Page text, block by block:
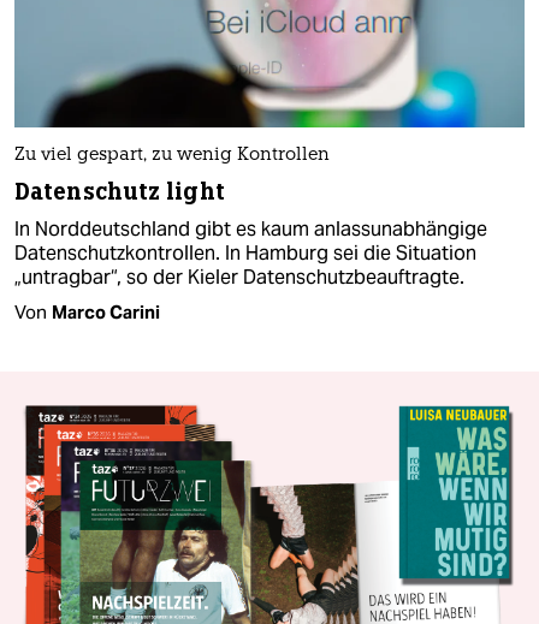
Zu viel gespart, zu wenig Kontrollen
Datenschutz light
In Norddeutschland gibt es kaum anlassunabhängige
Datenschutzkontrollen. In Hamburg sei die Situation
„untragbar“, so der Kieler Datenschutzbeauftragte.
Von Marco Carini